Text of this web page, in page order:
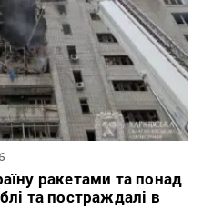
ракетами та понад
та постраждалі в